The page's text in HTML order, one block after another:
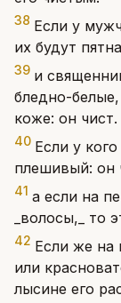
38 Если у
их будут
39 и
бледно-
коже: он чист.
40 Если у
плешивый: он
41 а если на
_волосы,_ то
42 Если же на
или
лысине его